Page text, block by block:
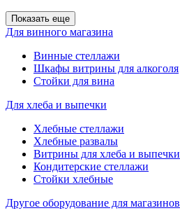
Показать еще
Для винного магазина
Винные стеллажи
Шкафы витрины для алкоголя
Стойки для вина
Для хлеба и выпечки
Хлебные стеллажи
Хлебные развалы
Витрины для хлеба и выпечки
Кондитерские стеллажи
Стойки хлебные
Другое оборудование для магазинов